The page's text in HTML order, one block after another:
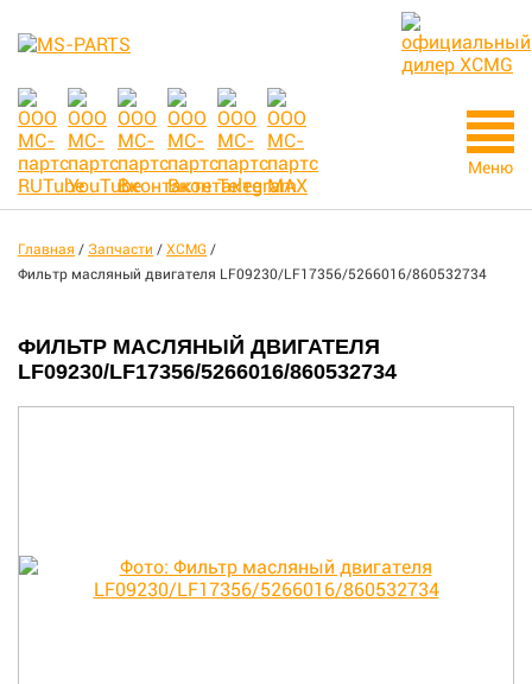
Меню
Главная / Запчасти / XCMG /
Фильтр масляный двигателя LF09230/LF17356/5266016/860532734
ФИЛЬТР МАСЛЯНЫЙ ДВИГАТЕЛЯ
LF09230/LF17356/5266016/860532734